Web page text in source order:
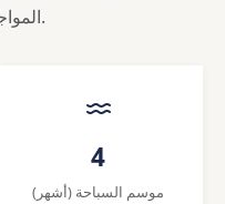
المواجهة للجنوب على الكثير من الشمس.
4
موسم السباحة (أشهر)